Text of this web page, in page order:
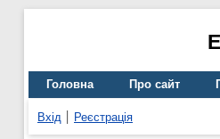
Головна Про сайт
Вхід Реєстрація